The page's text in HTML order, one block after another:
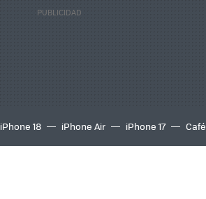
iPhone 18 iPhone Air iPhone 17 Café